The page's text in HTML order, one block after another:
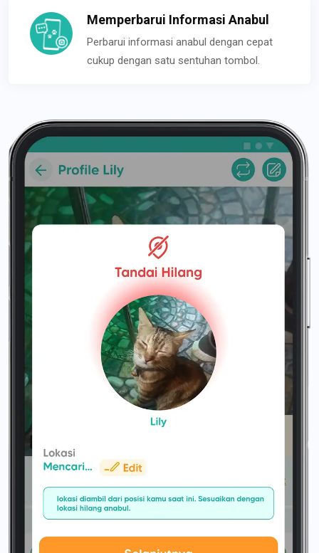
Memperbarui Informasi Anabul
Perbarui informasi anabul dengan cepat
cukup dengan satu sentuhan tombol.